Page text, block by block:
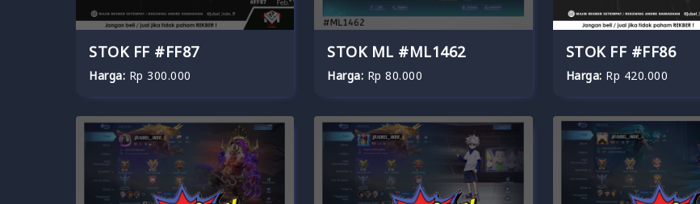
STOK FF #FF87
Harga: Rp 300.000
STOK ML #ML1462
Harga: Rp 80.000
STOK FF #FF86
Harga: Rp 420.000